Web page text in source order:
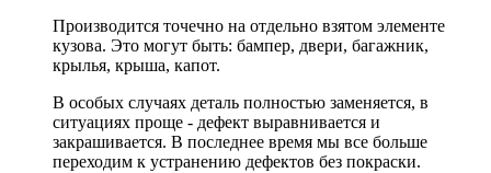
Производится точечно на отдельно взятом элементе
кузова. Это могут быть: бампер, двери, багажник,
крылья, крыша, капот.
В особых случаях деталь полностью заменяется, в
ситуациях проще - дефект выравнивается и
закрашивается. В последнее время мы все больше
переходим к устранению дефектов без покраски.